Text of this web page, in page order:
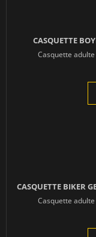
CASQUETTE
Casquette
CASQUETTE BIKER
Casquette